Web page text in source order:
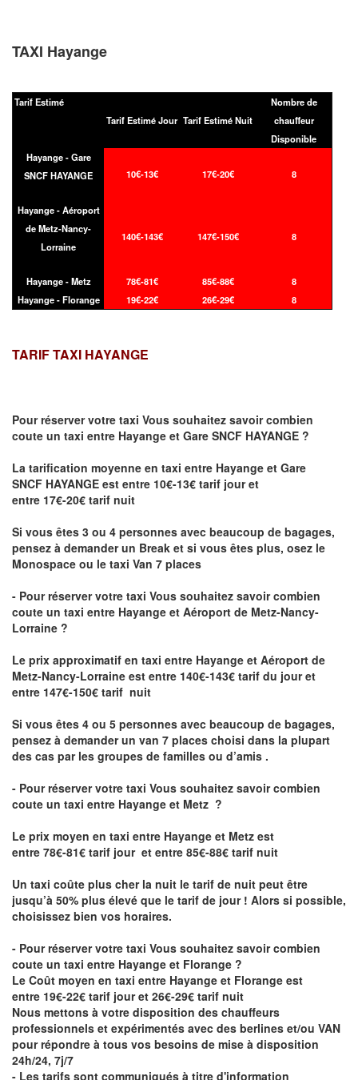
TAXI Hayange
Tarif Estimé
Tarif Estimé Jour Tarif Estimé Nuit
Nombre de
chauffeur
Disponible
Hayange - Gare
SNCF HAYANGE
10€-13€ 17€-20€ 8
Hayange - Aéroport
de Metz-Nancy-
Lorraine
140€-143€ 147€-150€ 8
Hayange - Metz 78€-81€ 85€-88€
8
Hayange - Florange
19€-22€ 26€-29€ 8
TARIF TAXI HAYANGE
Pour réserver votre taxi Vous souhaitez savoircombien
coute un taxi entre Hayange et Gare SNCF HAYANGE ?
La tarification moyenne en taxi entre Hayange et Gare
SNCF HAYANGE est entre 10€-13€ tarif jour et
entre 17€-20€ tarif nuit
Si vous êtes 3 ou 4 personnes avec beaucoup de bagages,
pensez à demander un Break et si vous êtes plus, osez le
Monospace ou le taxi Van 7 places
- Pour réserver votre taxi Vous souhaitez savoircombien
coute un taxi entre Hayange et Aéroport de Metz-Nancy-
Lorraine ?
Le prix approximatif en taxi entre Hayange et Aéroport de
Metz-Nancy-Lorraine est entre 140€-143€ tarif du jour et
entre 147€-150€ tarif nuit
Si vous êtes 4 ou 5 personnes avec beaucoup de bagages,
pensez à demander un van 7 places choisi dans la plupart
des cas par les groupes de familles ou d’amis .
- Pour réserver votre taxi Vous souhaitez savoircombien
coute un taxi entre Hayange et Metz ?
Le prix moyen en taxi entre Hayange et Metz est
entre 78€-81€ tarif jour et entre 85€-88€ tarif nuit
Un taxi coûte plus cher la nuit le tarif de nuit peut être
jusqu’à 50% plus élevé que le tarif de jour ! Alors si possible,
choisissez bien vos horaires.
- Pour réserver votre taxi Vous souhaitez savoircombien
coute un taxi entre Hayange et Florange ?
Le Coût moyen en taxi entre Hayange et Florange est
entre 19€-22€ tarif jour et 26€-29€ tarif nuit
Nous mettons à votre disposition des chauffeurs
professionnels et expérimentés avec des berlines et/ou VAN
pour répondre à tous vos besoins de mise à disposition
24h/24, 7j/7
- Les tarifs sont communiqués à titre d'information